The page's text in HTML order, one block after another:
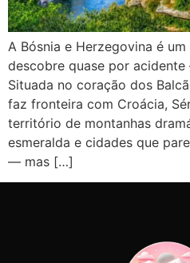
A Bósnia e Herzegovina é
descobre quase por
Situada no coração dos
faz fronteira com Croácia,
território de montanhas
esmeralda e cidades que
— mas […]